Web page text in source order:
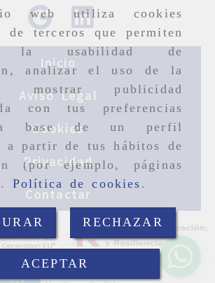
web utiliza cookies
de terceros que permiten
la usabilidad de
analizar el uso de la
publicidad
con tus preferencias
base de un perfil
a partir de tus hábitos de
(por ejemplo, páginas
Política de cookies .
RECHAZAR
ACEPTAR
Inicio
Aviso Legal
Cookies
Privacidad
Contactar